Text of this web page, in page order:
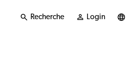
Recherche Login